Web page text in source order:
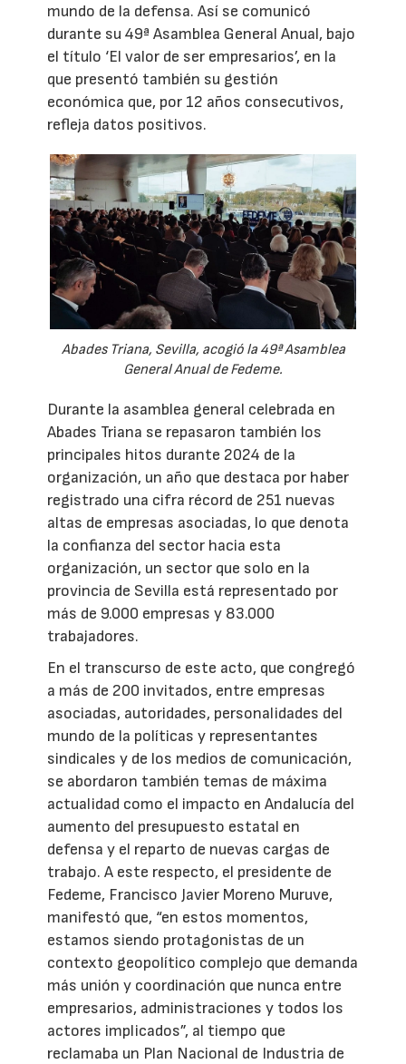
mundo de la defensa. Así se comunicó
durante su 49ª Asamblea General Anual, bajo
el título ‘El valor de ser empresarios’, en la
que presentó también su gestión
económica que, por 12 años consecutivos,
refleja datos positivos.
Abades Triana, Sevilla, acogió la 49ª Asamblea
General Anual de Fedeme.
Durante la asamblea general celebrada en
Abades Triana se repasaron también los
principales hitos durante 2024 de la
organización, un año que destaca por haber
registrado una cifra récord de 251 nuevas
altas de empresas asociadas, lo que denota
la confianza del sector hacia esta
organización, un sector que solo en la
provincia de Sevilla está representado por
más de 9.000 empresas y 83.000
trabajadores.
En el transcurso de este acto, que congregó
a más de 200 invitados, entre empresas
asociadas, autoridades, personalidades del
mundo de la políticas y representantes
sindicales y de los medios de comunicación,
se abordaron también temas de máxima
actualidad como el impacto en Andalucía del
aumento del presupuesto estatal en
defensa y el reparto de nuevas cargas de
trabajo. A este respecto, el presidente de
Fedeme, Francisco Javier Moreno Muruve,
manifestó que, “en estos momentos,
estamos siendo protagonistas de un
contexto geopolítico complejo que demanda
más unión y coordinación que nunca entre
empresarios, administraciones y todos los
actores implicados”, al tiempo que
reclamaba un Plan Nacional de Industria de